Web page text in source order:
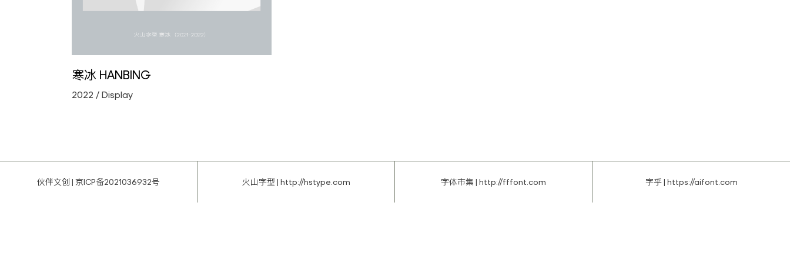
寒冰 HANBING
2022 Display
伙伴文创 | 京ICP备2021036932号 火山字型 | http://hstype.com 字体市集 | http://fffont.com 字乎 | https://aifont.com